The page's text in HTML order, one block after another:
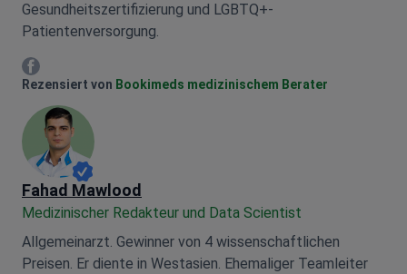
Gesundheitszertifizierung und LGBTQ+-
Patientenversorgung.
Mariia Mytrofankina Facebook
Rezensiert von Bookimeds medizinischem Berater
Fahad Mawlood
Medizinischer Redakteur und Data Scientist
Allgemeinarzt. Gewinner von 4 wissenschaftlichen
Preisen. Er diente in Westasien. Ehemaliger Teamleiter